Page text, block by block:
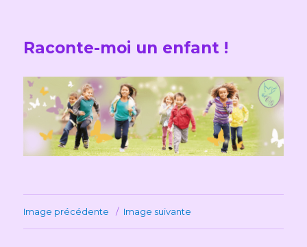
Raconte-moi un enfant !
Image précédente Image suivante